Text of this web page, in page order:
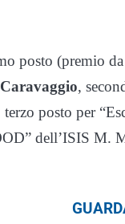
posto (premio
,
terzo posto per
dell’ISIS M.